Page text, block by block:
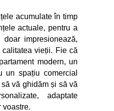
acumulate în timp
actuale, pentru a
impresionează,
vieții. Fie că
modern, un
un spațiu comercial
vă ghidăm și să vă
adaptate
voastre.